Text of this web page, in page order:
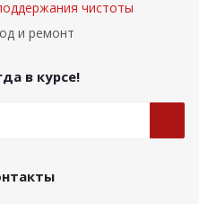
чистоты
и ремонт
в курсе!